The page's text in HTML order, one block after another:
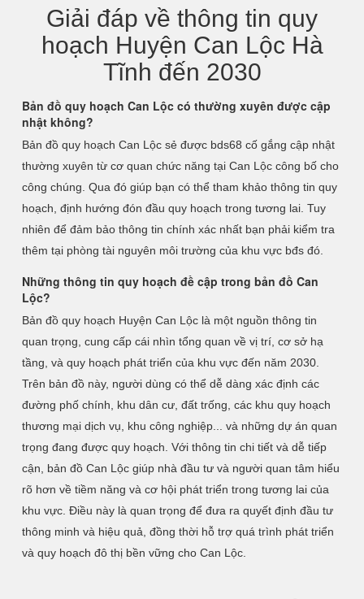
Giải đáp về thông tin quy
hoạch Huyện Can Lộc Hà
Tĩnh đến 2030
Bản đồ quy hoạch Can Lộc có thường xuyên được cập
nhật không?
Bản đồ quy hoạch Can Lộc sẻ được bds68 cố gắng cập nhật
thường xuyên từ cơ quan chức năng tại Can Lộc công bố cho
công chúng. Qua đó giúp bạn có thể tham khảo thông tin quy
hoạch, định hướng đón đầu quy hoạch trong tương lai. Tuy
nhiên để đảm bảo thông tin chính xác nhất bạn phải kiểm tra
thêm tại phòng tài nguyên môi trường của khu vực bđs đó.
Những thông tin quy hoạch đề cập trong bản đồ Can
Lộc?
Bản đồ quy hoạch Huyện Can Lộc là một nguồn thông tin
quan trọng, cung cấp cái nhìn tổng quan về vị trí, cơ sở hạ
tầng, và quy hoạch phát triển của khu vực đến năm 2030.
Trên bản đồ này, người dùng có thể dễ dàng xác định các
đường phố chính, khu dân cư, đất trống, các khu quy hoạch
thương mại dịch vụ, khu công nghiệp... và những dự án quan
trọng đang được quy hoạch. Với thông tin chi tiết và dễ tiếp
cận, bản đồ Can Lộc giúp nhà đầu tư và người quan tâm hiểu
rõ hơn về tiềm năng và cơ hội phát triển trong tương lai của
khu vực. Điều này là quan trọng để đưa ra quyết định đầu tư
thông minh và hiệu quả, đồng thời hỗ trợ quá trình phát triển
và quy hoạch đô thị bền vững cho Can Lộc.